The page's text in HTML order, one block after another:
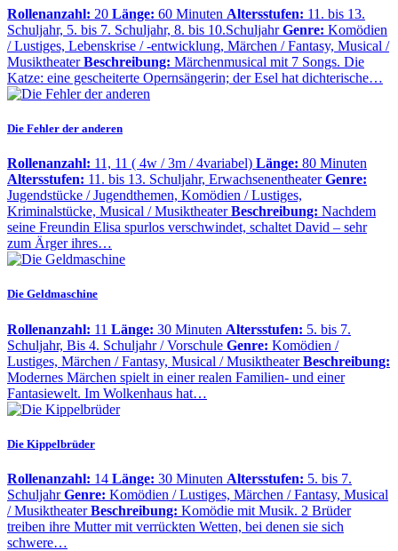
Rollenanzahl: 20 Länge: 60 Minuten Altersstufen: 11. bis 13.
Schuljahr, 5. bis 7. Schuljahr, 8. bis 10.Schuljahr Genre: Komödien
/ Lustiges, Lebenskrise / -entwicklung, Märchen / Fantasy, Musical /
Musiktheater Beschreibung: Märchenmusical mit 7 Songs. Die
Katze: eine gescheiterte Opernsängerin; der Esel hat dichterische…
Die Fehler der anderen
Rollenanzahl: 11, 11 ( 4w / 3m / 4variabel) Länge: 80 Minuten
Altersstufen: 11. bis 13. Schuljahr, Erwachsenentheater Genre:
Jugendstücke / Jugendthemen, Komödien / Lustiges,
Kriminalstücke, Musical / Musiktheater Beschreibung: Nachdem
seine Freundin Elisa spurlos verschwindet, schaltet David – sehr
zum Ärger ihres…
Die Geldmaschine
Rollenanzahl: 11 Länge: 30 Minuten Altersstufen: 5. bis 7.
Schuljahr, Bis 4. Schuljahr / Vorschule Genre: Komödien /
Lustiges, Märchen / Fantasy, Musical / Musiktheater Beschreibung:
Modernes Märchen spielt in einer realen Familien- und einer
Fantasiewelt. Im Wolkenhaus hat…
Die Kippelbrüder
Rollenanzahl: 14 Länge: 30 Minuten Altersstufen: 5. bis 7.
Schuljahr Genre: Komödien / Lustiges, Märchen / Fantasy, Musical
/ Musiktheater Beschreibung: Komödie mit Musik. 2 Brüder
treiben ihre Mutter mit verrückten Wetten, bei denen sie sich
schwere…